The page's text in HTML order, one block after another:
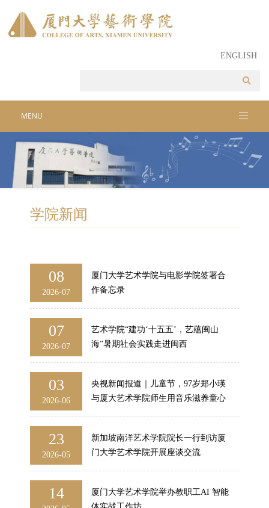
ENGLISH
MENU
学院新闻
08
2026-07
厦门大学艺术学院与电影学院签署合
作备忘录
07
2026-07
艺术学院“建功‘十五五’，艺蕴闽山
海”暑期社会实践走进闽西
03
2026-06
央视新闻报道｜儿童节，97岁郑小瑛
与厦大艺术学院师生用音乐滋养童心
23
2026-05
新加坡南洋艺术学院院长一行到访厦
门大学艺术学院开展座谈交流
14
厦门大学艺术学院举办教职工AI 智能